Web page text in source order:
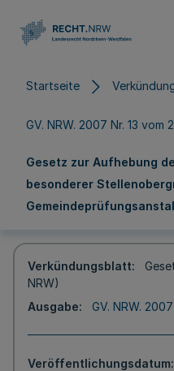
Startseite
GV. NRW. 2007 Nr. 13 vom
Gesetz zur Aufhebung
besonderer
Verkündungsblatt
NRW)
Ausgabe
GV. NRW. 2007
Veröffentlichungsdatum